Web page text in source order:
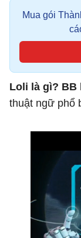
Mua gói
Loli là gì? BB
thuật ngữ phổ